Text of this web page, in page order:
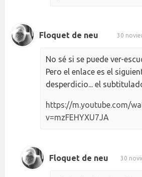
Floquet de neu 30
No sé si se puede ver-
Pero el enlace es el
desperdicio... el
https://m.youtube.com/
v=mzFEHYXU7JA
Floquet de neu 30